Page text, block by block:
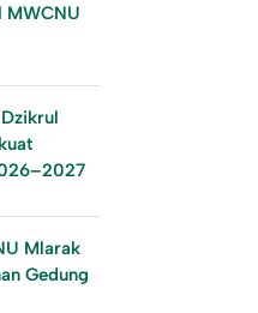
MWCNU
Mlarak
Gedung